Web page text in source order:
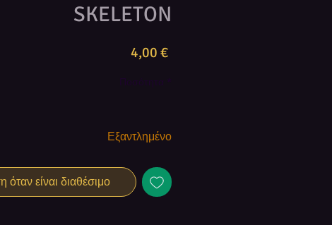
SKELETON
4,00 €Τιμή
Εξαντλημένο
όταν είναι διαθέσιμο